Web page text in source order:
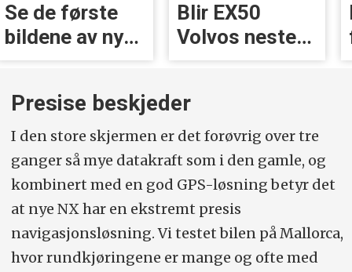
av nye
Blir EX50
Volvos neste
storsatsing?
Presise beskjeder
I den store skjermen er det forøvrig over tre
ganger så mye datakraft som i den gamle, og
kombinert med en god GPS-løsning betyr det
at nye NX har en ekstremt presis
navigasjonsløsning. Vi testet bilen på Mallorca,
hvor rundkjøringene er mange og ofte med